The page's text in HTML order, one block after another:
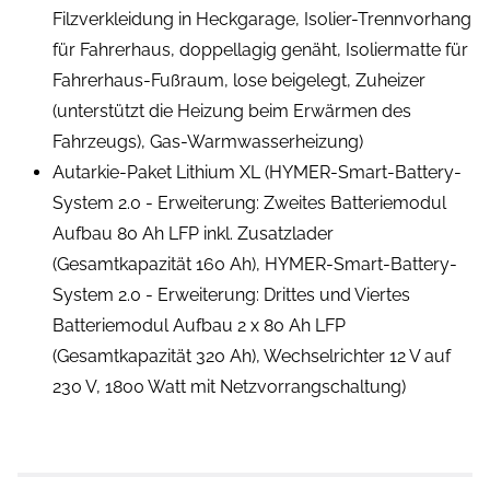
Filzverkleidung in Heckgarage, Isolier-Trennvorhang
für Fahrerhaus, doppellagig genäht, Isoliermatte für
Fahrerhaus-Fußraum, lose beigelegt, Zuheizer
(unterstützt die Heizung beim Erwärmen des
Fahrzeugs), Gas-Warmwasserheizung)
Autarkie-Paket Lithium XL (HYMER-Smart-Battery-
System 2.0 - Erweiterung: Zweites Batteriemodul
Aufbau 80 Ah LFP inkl. Zusatzlader
(Gesamtkapazität 160 Ah), HYMER-Smart-Battery-
System 2.0 - Erweiterung: Drittes und Viertes
Batteriemodul Aufbau 2 x 80 Ah LFP
(Gesamtkapazität 320 Ah), Wechselrichter 12 V auf
230 V, 1800 Watt mit Netzvorrangschaltung)